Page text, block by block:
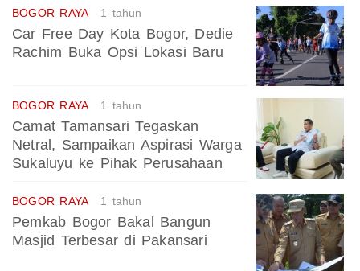
BOGOR RAYA 1 tahun
Car Free Day Kota Bogor, Dedie
Rachim Buka Opsi Lokasi Baru
BOGOR RAYA 1 tahun
Camat Tamansari Tegaskan
Netral, Sampaikan Aspirasi Warga
Sukaluyu ke Pihak Perusahaan
BOGOR RAYA 1 tahun
Pemkab Bogor Bakal Bangun
Masjid Terbesar di Pakansari